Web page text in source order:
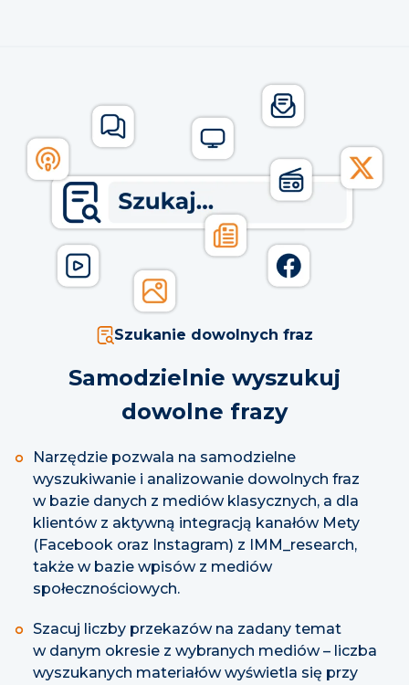
Szukanie dowolnych fraz
Samodzielnie wyszukuj
dowolne frazy
Narzędzie pozwala na samodzielne
wyszukiwanie i analizowanie dowolnych fraz
w bazie danych z mediów klasycznych, a dla
klientów z aktywną integracją kanałów Mety
(Facebook oraz Instagram) z IMM_research,
także w bazie wpisów z mediów
społecznościowych.
Szacuj liczby przekazów na zadany temat
w danym okresie z wybranych mediów – liczba
wyszukanych materiałów wyświetla się przy